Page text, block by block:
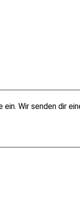
Wir senden dir